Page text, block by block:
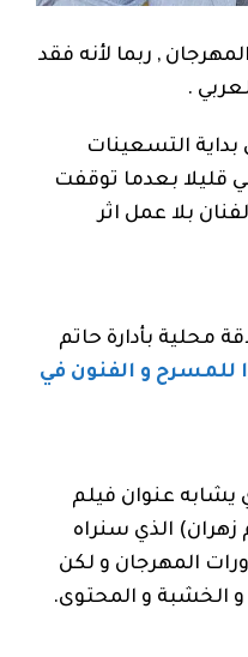
, ربما لأنه فقد
.
التسعينات
قليلا بعدما توقفت
بلا عمل اثر
محلية بأدارة حاتم
للمسرح و الفنون في
يشابه عنوان فيلم
زهران) الذي سنراه
المهرجان و لكن
الخشبة و المحتوى.